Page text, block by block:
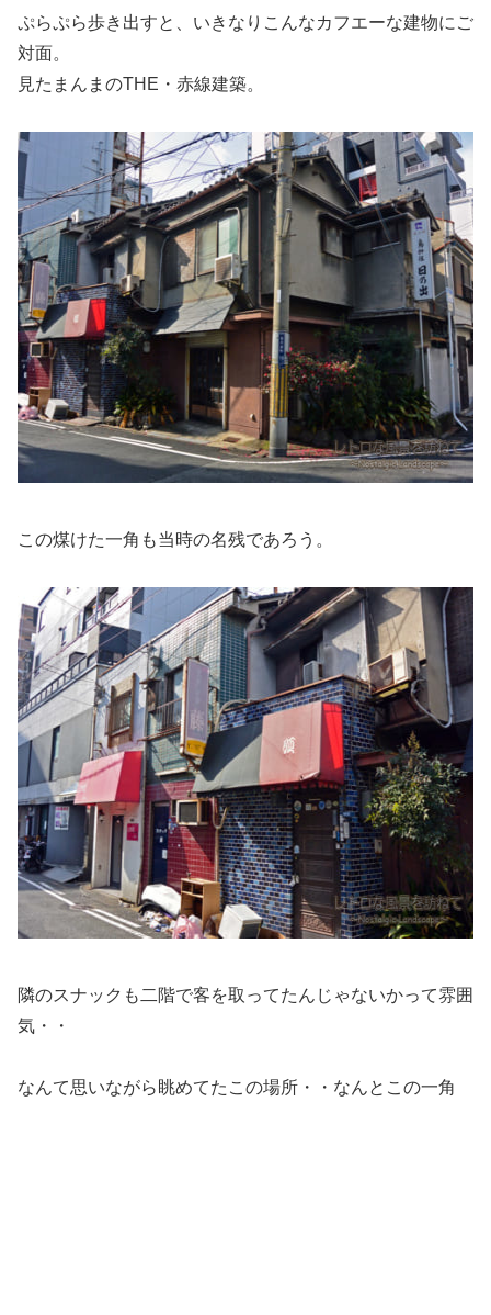
ぷらぷら歩き出すと、いきなりこんなカフエーな建物にご
対面。
見たまんまのTHE・赤線建築。
この煤けた一角も当時の名残であろう。
隣のスナックも二階で客を取ってたんじゃないかって雰囲
気・・
なんて思いながら眺めてたこの場所・・なんとこの一角